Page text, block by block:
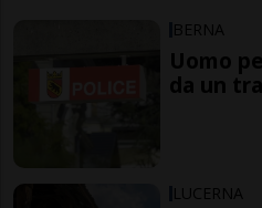
BERNA
Uomo
da un
LUCERNA